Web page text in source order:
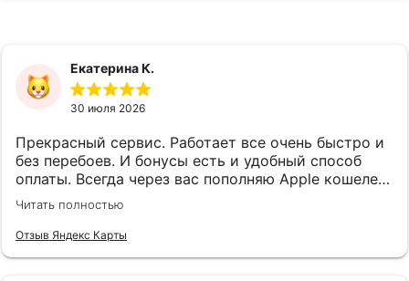
Екатерина К.
30 июля 2026
Прекрасный сервис. Работает все очень быстро и
без перебоев. И бонусы есть и удобный способ
оплаты. Всегда через вас пополняю Apple кошелек.
Спасибо, что вы есть)
Читать полностью
Отзыв Яндекс Карты